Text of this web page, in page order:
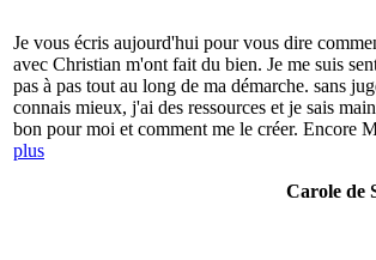
Je vous écris aujourd'hui pour vous dire
avec Christian m'ont fait du bien. Je me suis
pas à pas tout au long de ma démarche. sans
connais mieux, j'ai des ressources et je sais
bon pour moi et comment me le créer. Encore
plus
Carole de